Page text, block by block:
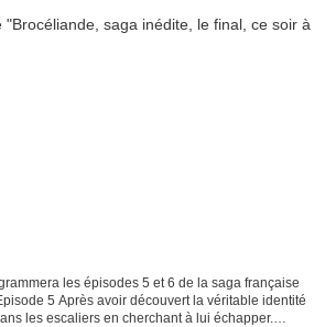
les épisodes 5 et 6 de la saga française
5 Après avoir découvert la véritable identité
les escaliers en cherchant à lui échapper.